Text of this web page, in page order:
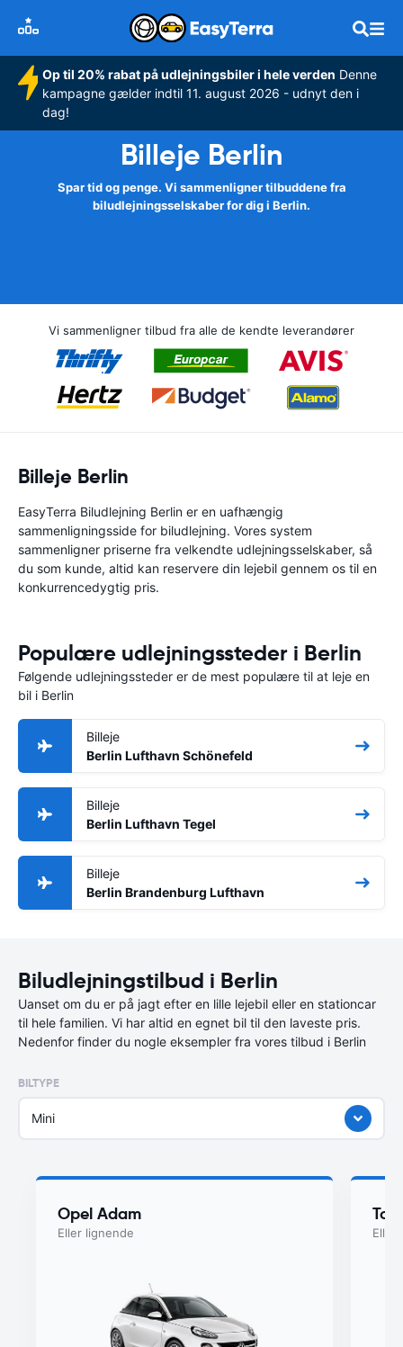
Op til 20% rabat på udlejningsbiler i hele verden Denne
kampagne gælder indtil 11. august 2026 - udnyt den i
dag!
Billeje Berlin
Spar tid og penge. Vi sammenligner tilbuddene fra
biludlejningsselskaber for dig i Berlin.
Vi sammenligner tilbud fra alle de kendte leverandører
Billeje Berlin
EasyTerra Biludlejning Berlin er en uafhængig
sammenligningsside for biludlejning. Vores system
sammenligner priserne fra velkendte udlejningsselskaber, så
du som kunde, altid kan reservere din lejebil gennem os til en
konkurrencedygtig pris.
Populære udlejningssteder i Berlin
Følgende udlejningssteder er de mest populære til at leje en
bil i Berlin
Billeje
Berlin Lufthavn Schönefeld
Billeje
Berlin Lufthavn Tegel
Billeje
Berlin Brandenburg Lufthavn
Biludlejningstilbud i Berlin
Uanset om du er på jagt efter en lille lejebil eller en stationcar
til hele familien. Vi har altid en egnet bil til den laveste pris.
Nedenfor finder du nogle eksempler fra vores tilbud i Berlin
BILTYPE
Mini
Opel Adam
Eller lignende Eller